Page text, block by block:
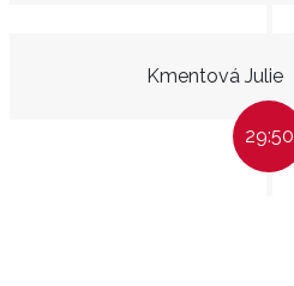
Kmentová Julie
29:50